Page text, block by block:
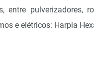
entre pulverizadores,
e elétricos: Harpia